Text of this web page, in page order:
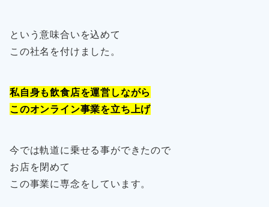
という意味合いを込めて
この社名を付けました。
私自身も飲食店を運営しながら
このオンライン事業を立ち上げ
今では軌道に乗せる事ができたので
お店を閉めて
この事業に専念をしています。